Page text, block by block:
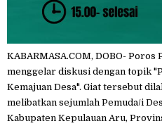
KABARMASA.COM, DOBO- Poros
menggelar diskusi dengan topik
Kemajuan Desa". Giat tersebut
melibatkan sejumlah Pemuda/i
Kabupaten Kepulauan Aru,